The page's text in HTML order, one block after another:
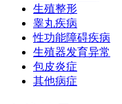
生殖整形
睾丸疾病
性功能障碍疾病
生殖器发育异常
包皮炎症
其他病症